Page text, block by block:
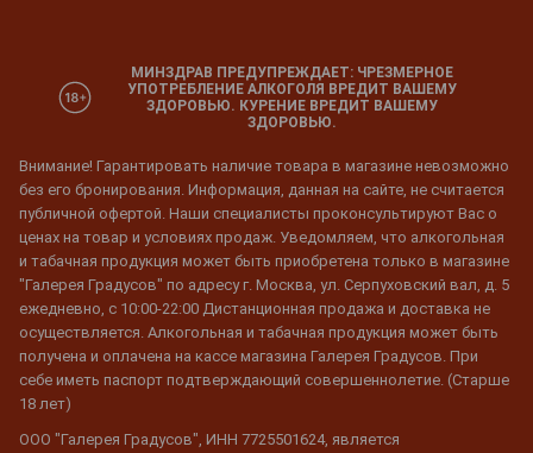
МИНЗДРАВ ПРЕДУПРЕЖДАЕТ: ЧРЕЗМЕРНОЕ
УПОТРЕБЛЕНИЕ АЛКОГОЛЯ ВРЕДИТ ВАШЕМУ
ЗДОРОВЬЮ. КУРЕНИЕ ВРЕДИТ ВАШЕМУ
ЗДОРОВЬЮ.
Внимание! Гарантировать наличие товара в магазине невозможно
без его бронирования. Информация, данная на сайте, не считается
публичной офертой. Наши специалисты проконсультируют Вас о
ценах на товар и условиях продаж. Уведомляем, что алкогольная
и табачная продукция может быть приобретена только в магазине
"Галерея Градусов" по адресу г. Москва, ул. Серпуховский вал, д. 5
ежедневно, с 10:00-22:00 Дистанционная продажа и доставка не
осуществляется. Алкогольная и табачная продукция может быть
получена и оплачена на кассе магазина Галерея Градусов. При
себе иметь паспорт подтверждающий совершеннолетие. (Старше
18 лет)
ООО "Галерея Градусов", ИНН 7725501624, является